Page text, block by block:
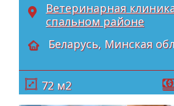
Ветеринарная
спальном районе
Беларусь, Минская
72 м2